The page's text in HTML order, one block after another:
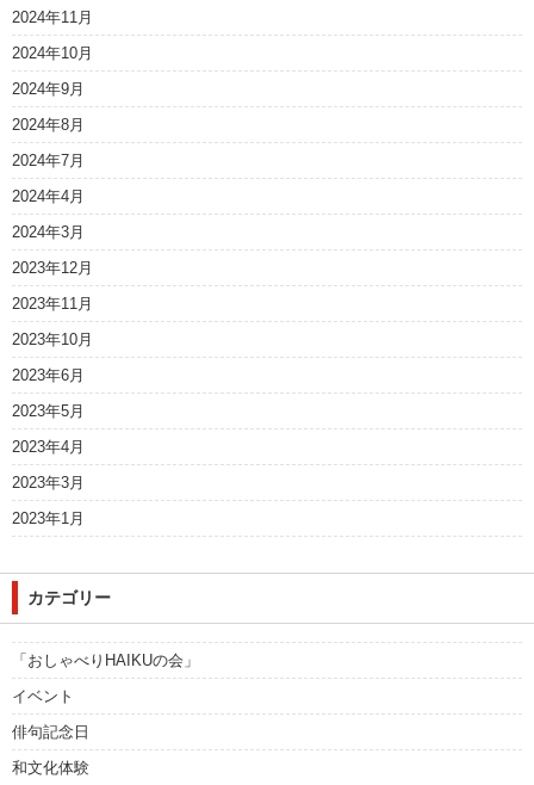
2024年11月
2024年10月
2024年9月
2024年8月
2024年7月
2024年4月
2024年3月
2023年12月
2023年11月
2023年10月
2023年6月
2023年5月
2023年4月
2023年3月
2023年1月
カテゴリー
「おしゃべりHAIKUの会」
イベント
俳句記念日
和文化体験